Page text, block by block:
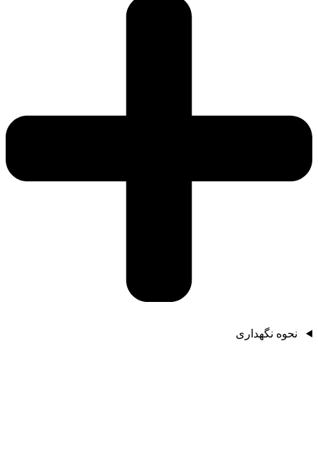
نحوه نگهداری